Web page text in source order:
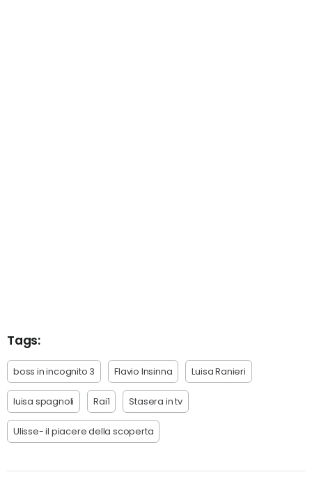
Tags:
boss in incognito 3 Flavio Insinna Luisa Ranieri
luisa spagnoli Rai1 Stasera in tv
Ulisse- il piacere della scoperta